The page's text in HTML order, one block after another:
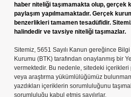
haber niteliği taşımamakta olup, gerçek
paylaşım yapılmamaktadır. Gerçek
benzerlikleri tamamen tesadüfidir.
halindedir ve tavsiye niteliği taşımazlar.
Sitemiz, 5651 Sayılı Kanun gereğince
Kurumu (BTK) tarafından onaylanmış bir
vermektedir. Bu nedenle, sitedeki
veya araştırma yükümlülüğümüz
yazdıkları içeriklerin sorumluluğunu
sorumluluğu kabul etmiş sayılırlar.